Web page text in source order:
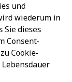
und
wiederum in
Sie dieses
Consent-
Cookie-